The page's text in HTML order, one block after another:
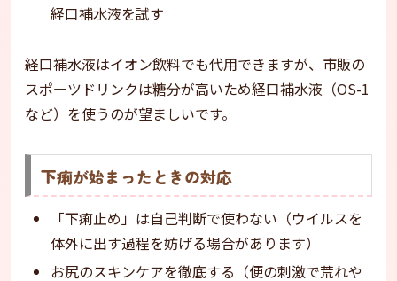
経口補水液を試す
経口補水液はイオン飲料でも代用できますが、市販の
スポーツドリンクは糖分が高いため経口補水液（OS-1
など）を使うのが望ましいです。
下痢が始まったときの対応
「下痢止め」は自己判断で使わない（ウイルスを
体外に出す過程を妨げる場合があります）
お尻のスキンケアを徹底する（便の刺激で荒れや